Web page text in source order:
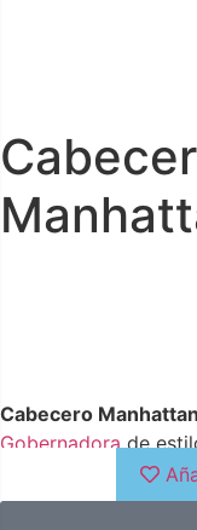
Cabecero Manhattan
Gobernadorade
puras. Fabricado
conseguir un